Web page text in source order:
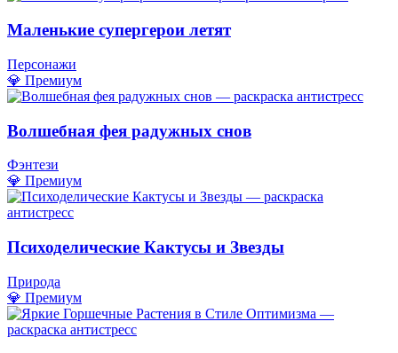
Маленькие супергерои летят
Персонажи
💎 Премиум
Волшебная фея радужных снов
Фэнтези
💎 Премиум
Психоделические Кактусы и Звезды
Природа
💎 Премиум